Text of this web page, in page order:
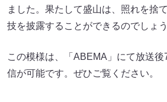
ました。果たして盛山は、照れを捨
技を披露することができるのでしょ
この模様は、「ABEMA」にて放送
信が可能です。ぜひご覧ください。